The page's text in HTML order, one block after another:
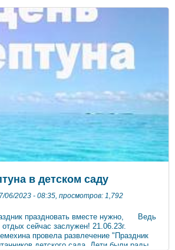
в детском саду
06/2023 - 08:35, просмотров: 1,792
праздновать вместе нужно, Ведь
сейчас заслужен! 21.06.23г.
провела развлечение "Праздник
детского сада. Дети были рады